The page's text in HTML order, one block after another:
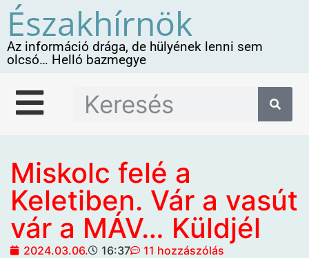
Északhírnök
Az információ drága, de hülyének lenni sem
olcsó… Helló bazmegye
Miskolc felé a
Keletiben. Vár a vasút
vár a MÁV… Küldjél
2024.03.06. 16:37 11 hozzászólás